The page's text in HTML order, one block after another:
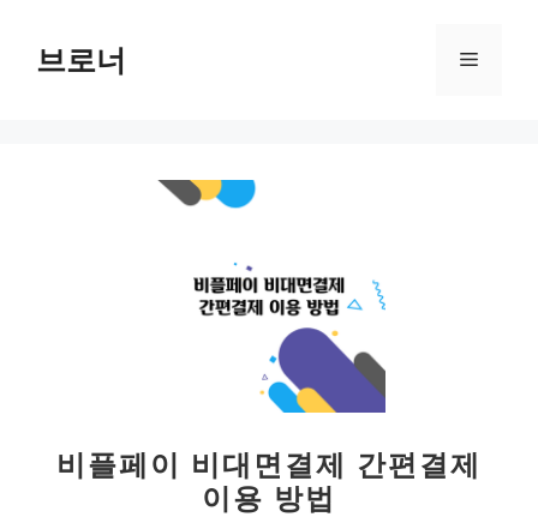
브로너 메
비플페이 비대면결제 간편결제
이용 방법